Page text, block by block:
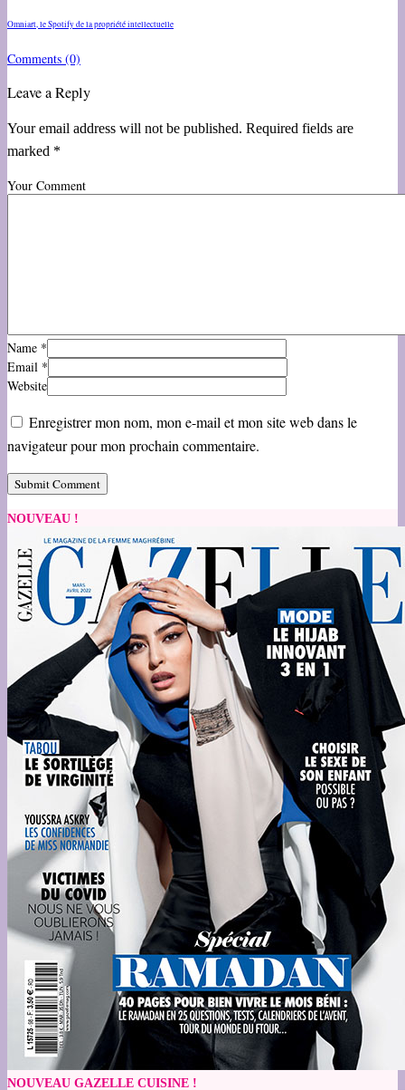
Omniart, le Spotify de la propriété intellectuelle
Comments (0)
Leave a Reply
Your email address will not be published. Required fields are
marked *
Your Comment
Name *
Email *
Website
Enregistrer mon nom, mon e-mail et mon site web dans le
navigateur pour mon prochain commentaire.
NOUVEAU !
NOUVEAU GAZELLE CUISINE !